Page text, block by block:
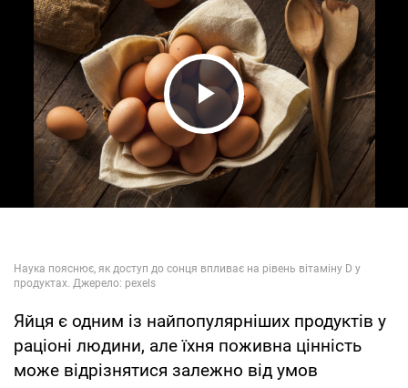
Play Video
Яйця є одним із найпопулярніших продуктів у
раціоні людини, але їхня поживна цінність
може відрізнятися залежно від умов